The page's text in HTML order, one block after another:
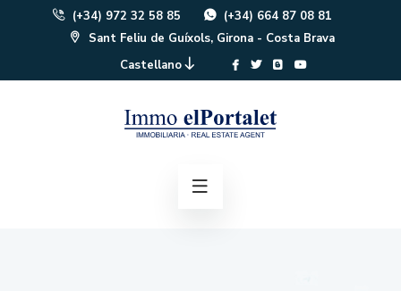
(+34) 972 32 58 85
(+34) 664 87 08 81
Sant Feliu de Guíxols, Girona - Costa Brava
Castellano